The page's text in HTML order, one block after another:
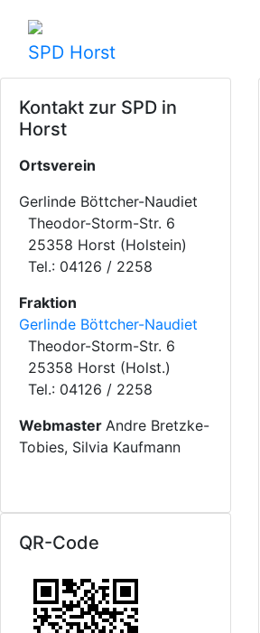
SPD Horst
Kontakt zur SPD in
Horst
Ortsverein
Gerlinde Böttcher-Naudiet
Theodor-Storm-Str. 6
25358 Horst (Holstein)
Tel.: 04126 / 2258
Fraktion
Gerlinde Böttcher-Naudiet
Theodor-Storm-Str. 6
25358 Horst (Holst.)
Tel.: 04126 / 2258
Webmaster Andre Bretzke-
Tobies, Silvia Kaufmann
QR-Code